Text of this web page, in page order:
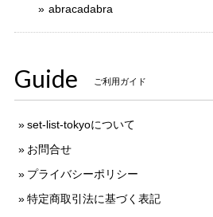
abracadabra
Guide ご利用ガイド
set-list-tokyoについて
お問合せ
プライバシーポリシー
特定商取引法に基づく表記